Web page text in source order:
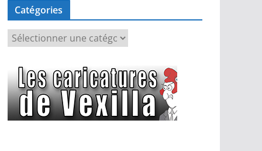
Catégories
é
g
o
r